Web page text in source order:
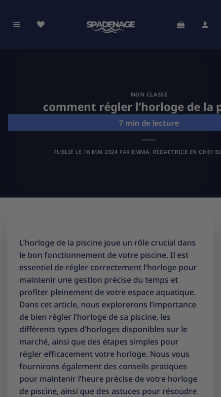
contenu
NON CLASSÉ
comment régler l’horloge de la
PUBLIÉ LE 16 MAI 2024 PAR EMMA, RÉDACTRICE EN CHEF
L’horloge de la piscine joue un rôle crucial dans
le bon fonctionnement de votre piscine. Il est
essentiel de régler correctement l’horloge pour
maintenir une gestion précise du temps et
profiter pleinement de votre espace aquatique.
Dans cet article, nous explorerons l’importance
de bien régler l’horloge de sa piscine, les
différents types d’horloges disponibles sur le
marché, ainsi que des étapes simples pour
régler efficacement votre horloge. Nous vous
fournirons également des conseils pratiques
pour maintenir l’heure précise de votre horloge
de piscine, ainsi que des astuces pour résoudre